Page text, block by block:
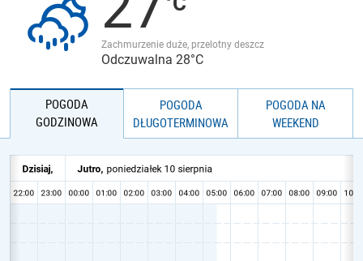
Zachmurzenie duże, przelotny deszcz
Odczuwalna 28°C
POGODA
GODZINOWA
POGODA
DŁUGOTERMINOWA
POGODA NA
WEEKEND